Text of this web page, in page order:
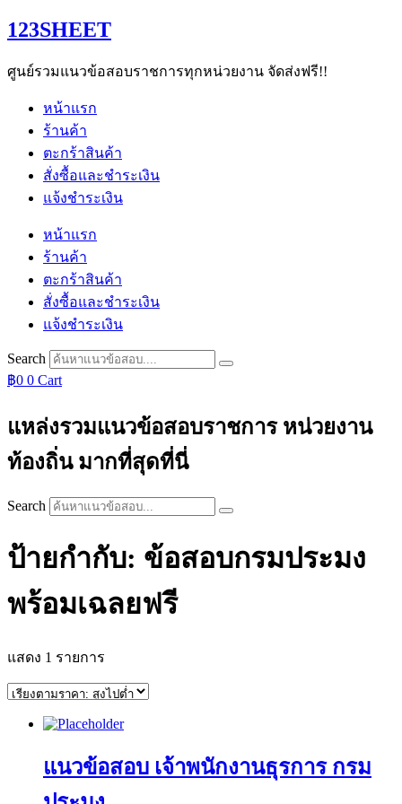
Skip
to
123SHEET
ศูนย์รวมแนวข้อสอบราชการทุกหน่วยงาน จัดส่งฟรี!!
หน้าแรก
ร้านค้า
ตะกร้าสินค้า
สั่งซื้อและชำระเงิน
แจ้งชำระเงิน
หน้าแรก
ร้านค้า
ตะกร้าสินค้า
สั่งซื้อและชำระเงิน
แจ้งชำระเงิน
Search
฿0 0 Cart
แหล่งรวมแนวข้อสอบราชการ หน่วยงาน
ท้องถิ่น มากที่สุดที่นี่
Search
ป้ายกำกับ: ข้อสอบกรมประมง
พร้อมเฉลยฟรี
แสดง 1 รายการ
แนวข้อสอบ เจ้าพนักงานธุรการ กรม